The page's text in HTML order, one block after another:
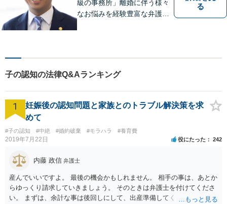
級の事務所」離婚に伴う様々
なお悩みを経験豊富な弁護士
相談は年間150件以上【子連
れ相談可】【休日・夜間対
応】
る
子の認知の法律Q&Aランキング
1
妊娠後の認知問題と家族とのトラブル解決策を求
めて
#子の認知 #中絶 #婚約破棄 #モラハラ #養育費
2019年7月22日 役にたった 242
内藤 政信 弁護士
産んでいいですよ。 最後の機会かもしれません。 相手の事は、あとか
らゆっくり請求していきましょう。 そのときは弁護士を付けてくださ
い。 まずは、余計な事は後回しにして、出産準備してください。